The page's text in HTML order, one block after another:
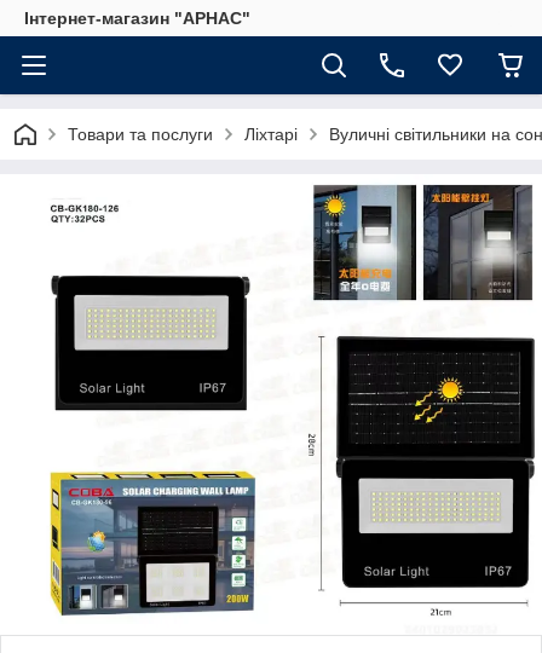
Інтернет-магазин "АРНАС"
Товари та послуги Ліхтарі Вуличні світильники на